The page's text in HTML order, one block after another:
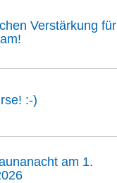
Verstärkung für
:-)
am 1.